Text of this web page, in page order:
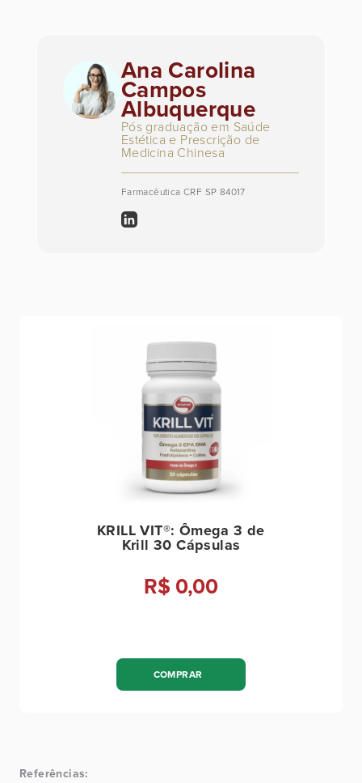
Ana Carolina
Campos
Albuquerque
Pós graduação em Saúde
Estética e Prescrição de
Medicina Chinesa
Farmacêutica CRF SP 84017
KRILL VIT®: Ômega 3 de
Krill 30 Cápsulas
R$ 0,00
COMPRAR
Referências: